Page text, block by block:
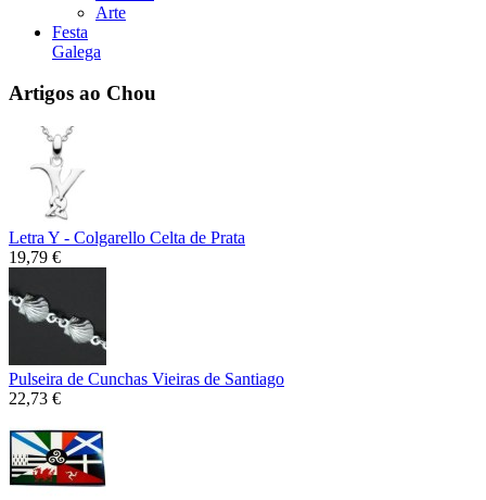
Arte
Festa
Galega
Artigos ao Chou
Letra Y - Colgarello Celta de Prata
19,79 €
Pulseira de Cunchas Vieiras de Santiago
22,73 €